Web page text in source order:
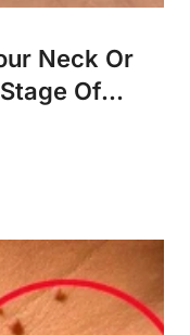
Neck Or
Of...